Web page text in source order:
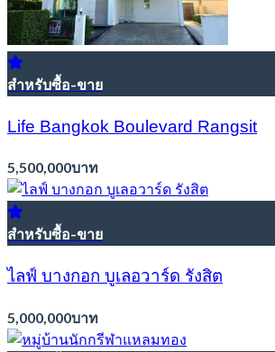
สำหรับซื้อ-ขาย
Life Bangkok Boulevard Rangsit
5,500,000บาท
สำหรับซื้อ-ขาย
ไลฟ์ บางกอก บูเลอวาร์ด รังสิต
5,000,000บาท